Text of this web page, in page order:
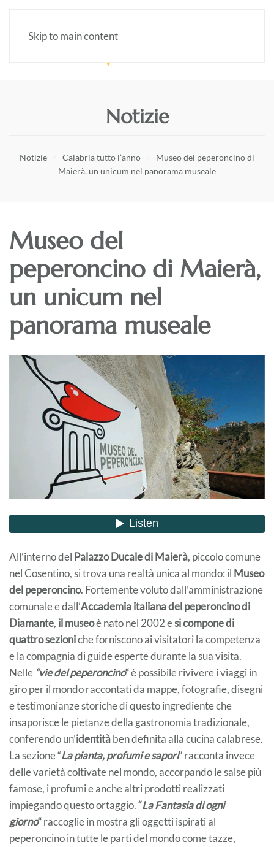
Skip to main content
Notizie
Notizie Calabria tutto l’anno
Museo del peperoncino di
Maierà, un unicum nel panorama museale
Museo del
peperoncino di Maierà,
un unicum nel
panorama museale
All’interno del Palazzo Ducale di Maierà, piccolo comune
nel Cosentino, si trova una realtà unica al mondo: il Museo
del peperoncino. Fortemente voluto dall’amministrazione
comunale e dall’Accademia italiana del peperoncino di
Diamante, il museoè nato nel 2002 esi compone di
quattro sezioniche forniscono ai visitatori la competenza
e la compagnia di guide esperte durante la sua visita.
Nelle “vie del peperoncino“è possibile rivivere i viaggi in
giro per il mondo raccontati da mappe, fotografie, disegni
e testimonianze storiche di questo ingrediente che
insaporisce le pietanze della gastronomia tradizionale,
conferendo un’identitàben definita alla cucina calabrese.
La sezione “La pianta, profumi e sapori” racconta invece
delle varietà coltivate nel mondo, accorpando le salse più
famose, i profumi e anche altri prodotti realizzati
impiegando questo ortaggio.“La Fantasia di ogni
giorno“raccoglie in mostra gli oggetti ispirati al
peperoncino in tutte le parti del mondo come tazze,